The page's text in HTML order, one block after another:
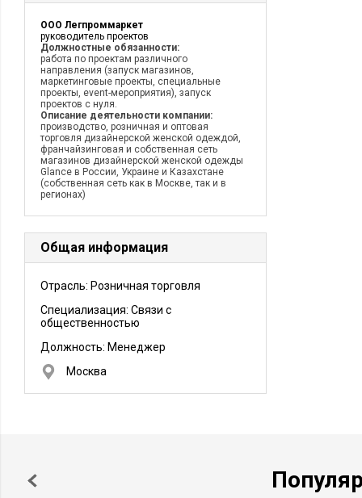
ООО Легпроммаркет
руководитель проектов
Должностные обязанности:
работа по проектам различного
направления (запуск магазинов,
маркетинговые проекты, специальные
проекты, event-мероприятия), запуск
проектов с нуля.
Описание деятельности компании:
производство, розничная и оптовая
торговля дизайнерской женской одеждой,
франчайзинговая и собственная сеть
магазинов дизайнерской женской одежды
Glance в России, Украине и Казахстане
(собственная сеть как в Москве, так и в
регионах)
Общая информация
Отрасль: Розничная торговля
Специализация: Связи с
общественностью
Должность: Менеджер
Москва